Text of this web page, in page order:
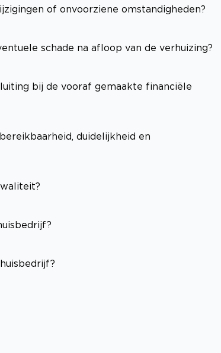
of onvoorziene omstandigheden?
schade na afloop van de verhuizing?
bij de vooraf gemaakte financiële
duidelijkheid en